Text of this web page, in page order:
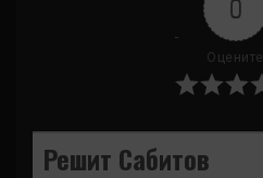
0
Оцените
Решит Сабитов